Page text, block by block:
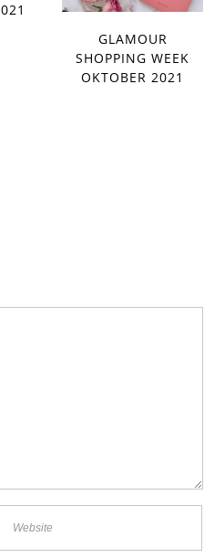
GLAMOUR
SHOPPING WEEK
OKTOBER 2021